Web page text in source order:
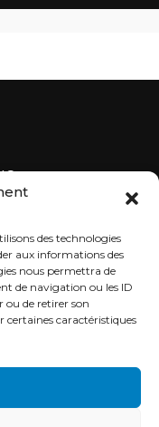
des technologies
aux informations des
nous permettra de
de navigation ou les ID
ou de retirer son
caractéristiques